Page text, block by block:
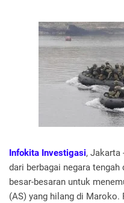
Infokita Investigasi, Jakarta
dari berbagai negara
besar-besaran untuk
(AS) yang hilang di